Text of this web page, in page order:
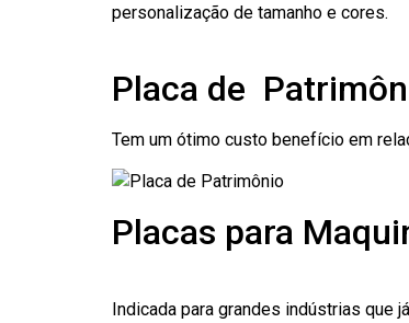
personalização de tamanho e cores.
Placa de
Tem um ótimo custo benefício em
Placas para
Indicada para grandes indústrias que